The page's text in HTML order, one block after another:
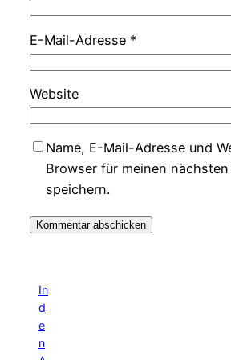
E-Mail-Adresse *
Website
Name, E-Mail-Adresse und
Browser für meinen
speichern.
In
d
e
n